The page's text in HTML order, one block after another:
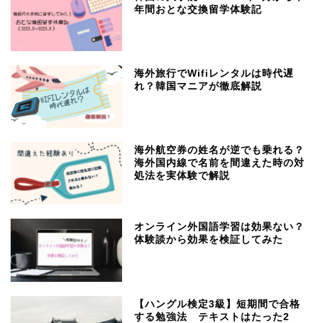
年間おとな交換留学体験記
海外旅行でWifiレンタルは時代遅
れ？韓国マニアが徹底解説
海外航空券の姓名が逆でも乗れる？
海外国内線で名前を間違えた時の対
処法を実体験で解説
オンライン外国語学習は効果ない？
体験談から効果を検証してみた
【ハングル検定3級】短期間で合格
する勉強法 テキストはたった2